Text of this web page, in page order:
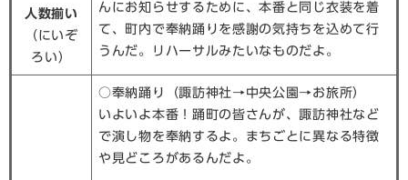
人数揃い
​（にいぞ
ろい）
んにお知らせするために、本番と同じ衣装を着
て、町内で奉納踊りを感謝の気持ちを込めて行
うんだ。リハーサルみたいなものだよ。
○奉納踊り（諏訪神社→中央公園→お旅所）
いよいよ本番！踊町の皆さんが、諏訪神社など
で演し物を奉納するよ。まちごとに異なる特徴
や見どころがあるんだよ。